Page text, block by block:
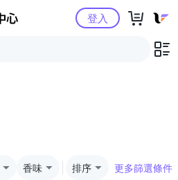
Yahoo購物中心登入
香味 排序 更多篩選條件